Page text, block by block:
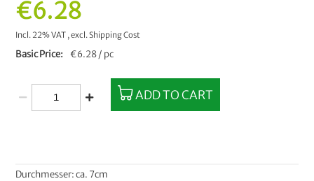
Durchmesser: ca. 7cm
€6.28
Incl. 22% VAT ,excl.Shipping Cost
Basic Price €6.28 / pc
ADD TO CART